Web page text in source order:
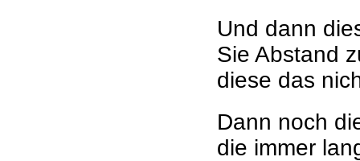
Und dann
Sie Abstand
diese das
Dann noch
die immer